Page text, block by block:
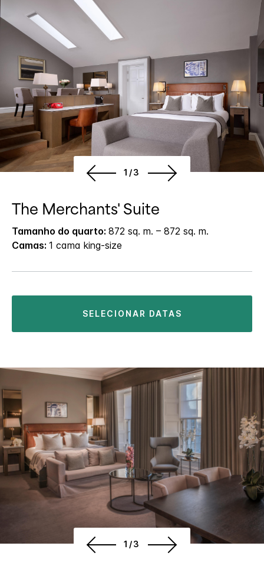
1/3
The Merchants' Suite
Tamanho do quarto: 872 sq. m. – 872 sq. m.
Camas: 1 cama king-size
SELECIONAR DATAS
1/3